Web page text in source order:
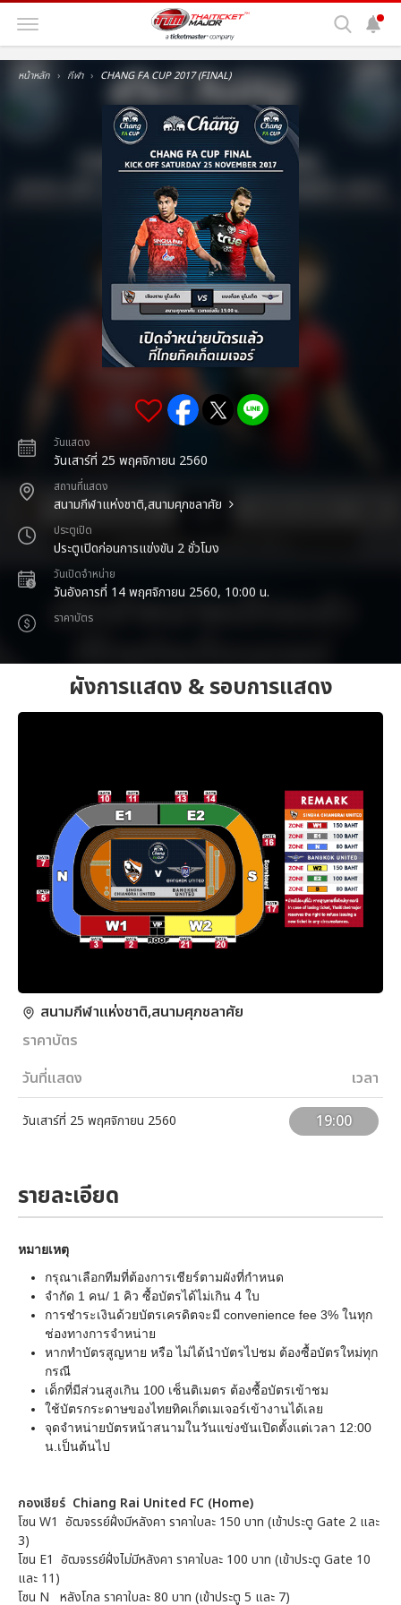
หน้าหลัก กีฬา CHANG FA CUP 2017 (FINAL)
วันแสดง
วันเสาร์ที่ 25 พฤศจิกายน 2560
สถานที่แสดง
สนามกีฬาแห่งชาติ,สนามศุภชลาศัย
ประตูเปิด
ประตูเปิดก่อนการแข่งขัน 2 ชั่วโมง
วันเปิดจำหน่าย
วันอังคารที่ 14 พฤศจิกายน 2560, 10:00 น.
ราคาบัตร
ผังการแสดง & รอบการแสดง
สนามกีฬาแห่งชาติ,สนามศุภชลาศัย
ราคาบัตร
วันที่แสดง
เวลา
วันเสาร์ที่ 25 พฤศจิกายน 2560 19:00
รายละเอียด
หมายเหตุ
กรุณาเลือกทีมที่ต้องการเชียร์ตามผังที่กำหนด
จำกัด 1 คน/ 1 คิว ซื้อบัตรได้ไม่เกิน 4 ใบ
การชำระเงินด้วยบัตรเครดิตจะมี convenience fee 3% ในทุก
ช่องทางการจำหน่าย
หากทำบัตรสูญหาย หรือ ไม่ได้นำบัตรไปชม ต้องซื้อบัตรใหม่ทุก
กรณี
เด็กที่มีส่วนสูงเกิน 100 เซ็นติเมตร ต้องซื้อบัตรเข้าชม
ใช้บัตรกระดาษของไทยทิคเก็ตเมเจอร์เข้างานได้เลย
จุดจำหน่ายบัตรหน้าสนามในวันแข่งขันเปิดตั้งแต่เวลา 12:00
น.เป็นต้นไป
กองเชียร์ Chiang Rai United FC (Home)
โซน W1 อัฒจรรย์ฝั่งมีหลังคา ราคาใบละ 150 บาท (เข้าประตู Gate 2 และ
3)
โซน E1 อัฒจรรย์ฝั่งไม่มีหลังคา ราคาใบละ 100 บาท (เข้าประตู Gate 10
และ 11)
โซน N หลังโกล ราคาใบละ 80 บาท (เข้าประตู 5 และ 7)